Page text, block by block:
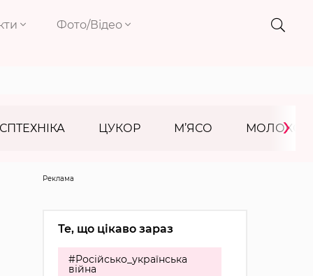
Фото/Відео
ЦУКОР М’ЯСО МОЛОКО
›
Реклама
Те, що цікаво зараз
#Російсько_українська
війна